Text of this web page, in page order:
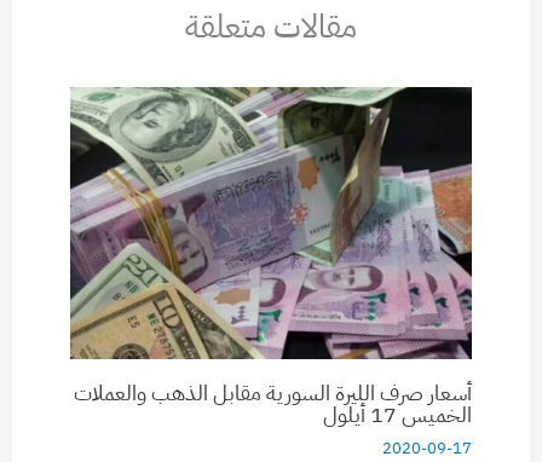
مقالات متعلقة
أسعار صرف الليرة السورية مقابل الذهب والعملات
الخميس 17 أيلول
2020-09-17